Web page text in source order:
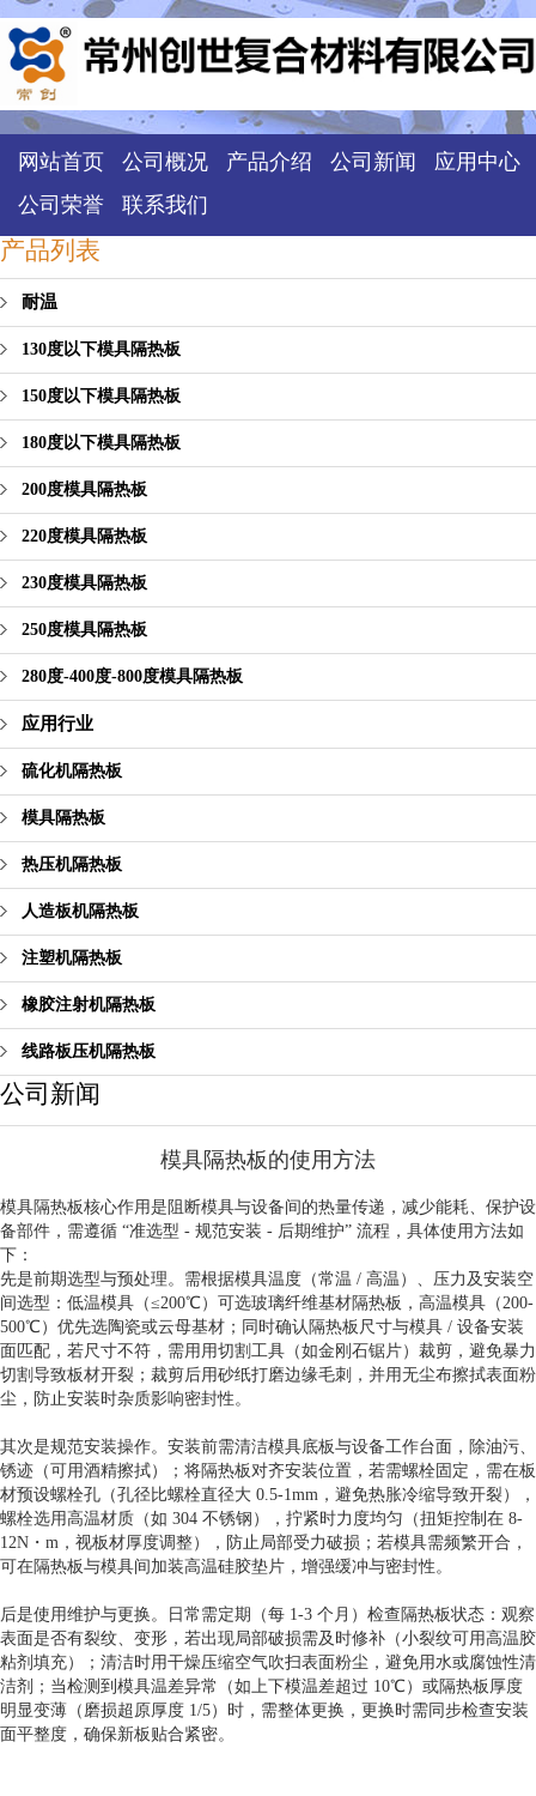
网站首页 公司概况 产品介绍 公司新闻
应用中心
公司荣誉
联系我们
产品列表
耐温
130度以下模具隔热板
150度以下模具隔热板
180度以下模具隔热板
200度模具隔热板
220度模具隔热板
230度模具隔热板
250度模具隔热板
280度-400度-800度模具隔热板
应用行业
硫化机隔热板
模具隔热板
热压机隔热板
人造板机隔热板
注塑机隔热板
橡胶注射机隔热板
线路板压机隔热板
公司新闻
模具隔热板的使用方法
模具隔热板核心作用是阻断模具与设备间的热量传递，减少能耗、保护设
备部件，需遵循 “准选型 - 规范安装 - 后期维护” 流程，具体使用方法如
下：
先是前期选型与预处理。需根据模具温度（常温 / 高温）、压力及安装空
间选型：低温模具（≤200℃）可选玻璃纤维基材隔热板，高温模具（200-
500℃）优先选陶瓷或云母基材；同时确认隔热板尺寸与模具 / 设备安装
面匹配，若尺寸不符，需用用切割工具（如金刚石锯片）裁剪，避免暴力
切割导致板材开裂；裁剪后用砂纸打磨边缘毛刺，并用无尘布擦拭表面粉
尘，防止安装时杂质影响密封性。
其次是规范安装操作。安装前需清洁模具底板与设备工作台面，除油污、
锈迹（可用酒精擦拭）；将隔热板对齐安装位置，若需螺栓固定，需在板
材预设螺栓孔（孔径比螺栓直径大 0.5-1mm，避免热胀冷缩导致开裂），
螺栓选用高温材质（如 304 不锈钢），拧紧时力度均匀（扭矩控制在 8-
12N・m，视板材厚度调整），防止局部受力破损；若模具需频繁开合，
可在隔热板与模具间加装高温硅胶垫片，增强缓冲与密封性。
后是使用维护与更换。日常需定期（每 1-3 个月）检查隔热板状态：观察
表面是否有裂纹、变形，若出现局部破损需及时修补（小裂纹可用高温胶
粘剂填充）；清洁时用干燥压缩空气吹扫表面粉尘，避免用水或腐蚀性清
洁剂；当检测到模具温差异常（如上下模温差超过 10℃）或隔热板厚度
明显变薄（磨损超原厚度 1/5）时，需整体更换，更换时需同步检查安装
面平整度，确保新板贴合紧密。